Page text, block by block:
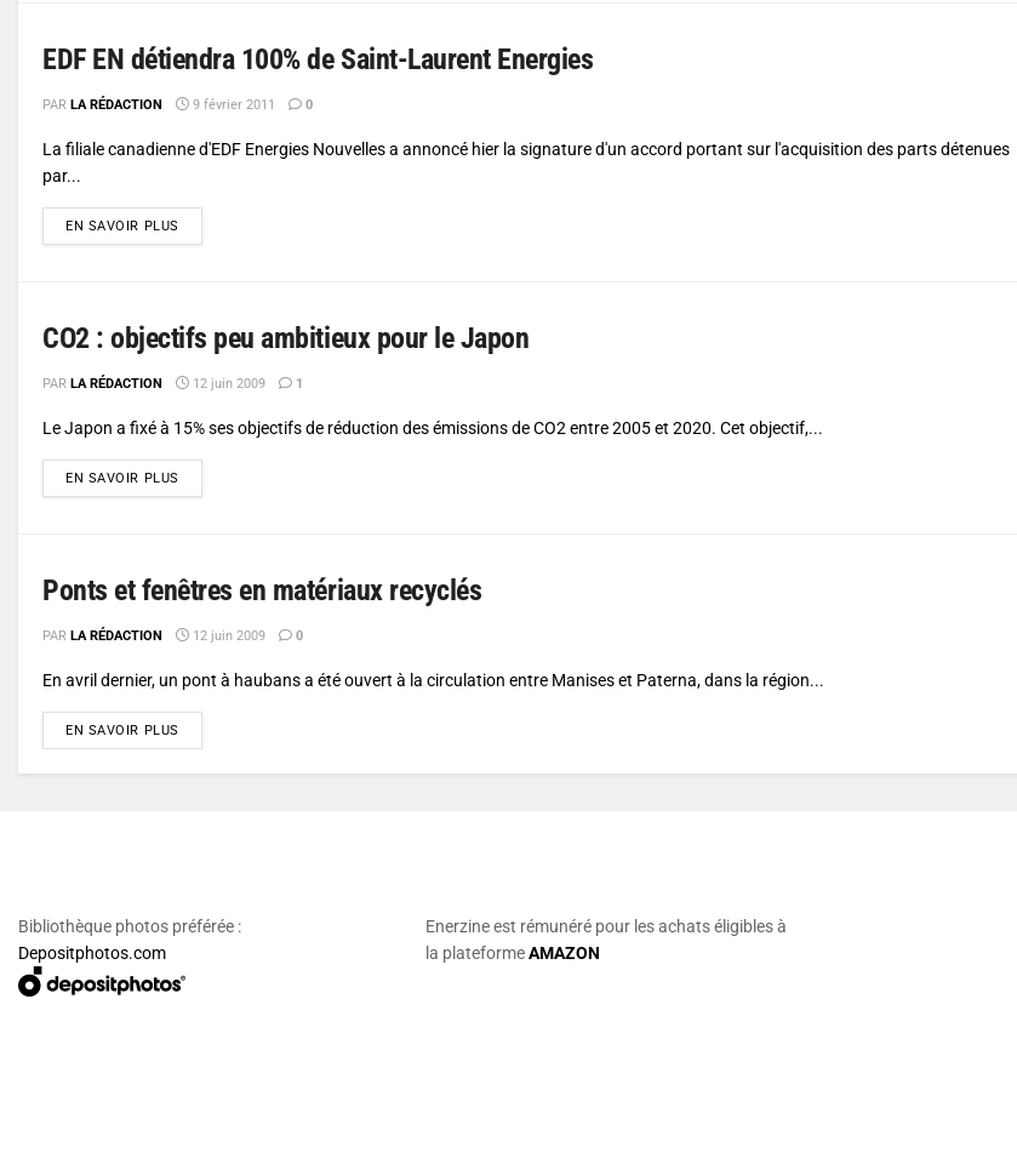
EDF EN détiendra 100% de Saint-Laurent Energies
PAR LA RÉDACTION 9 février 2011 0
La filiale canadienne d'EDF Energies Nouvelles a annoncé hier la signature d'un accord portant sur l'acquisition des parts détenues
par...
EN SAVOIR PLUS
CO2 : objectifs peu ambitieux pour le Japon
PAR LA RÉDACTION 12 juin 2009 1
Le Japon a fixé à 15% ses objectifs de réduction des émissions de CO2 entre 2005 et 2020. Cet objectif,...
EN SAVOIR PLUS
Ponts et fenêtres en matériaux recyclés
PAR LA RÉDACTION 12 juin 2009 0
En avril dernier, un pont à haubans a été ouvert à la circulation entre Manises et Paterna, dans la région...
EN SAVOIR PLUS
Bibliothèque photos préférée :
Depositphotos.com
Enerzine est rémunéré pour les achats éligibles à
la plateformeAMAZON